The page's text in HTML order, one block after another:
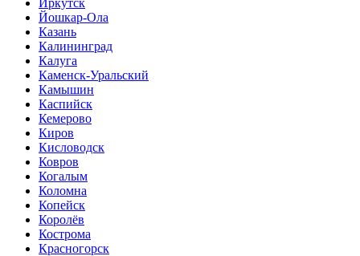
Йошкар-Ола
Казань
Калининград
Калуга
Каменск-Уральский
Камышин
Каспийск
Кемерово
Киров
Кисловодск
Ковров
Когалым
Коломна
Копейск
Королёв
Кострома
Красногорск